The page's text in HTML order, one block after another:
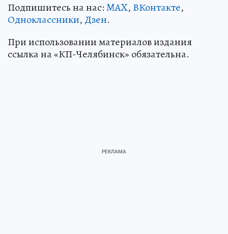
Подпишитесь на нас:MAX, ВКонтакте,
Одноклассники, Дзен.
При использовании материалов издания
ссылка на «КП-Челябинск» обязательна.